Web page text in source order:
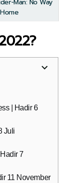
Home
| Hadir 6
Juli
7
11 November